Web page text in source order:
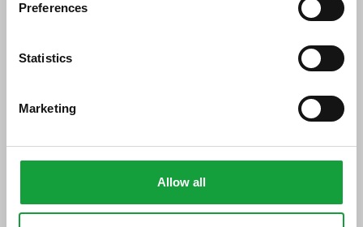
Preferences
Statistics
Marketing
Allow all
Ciociaria, parte terza